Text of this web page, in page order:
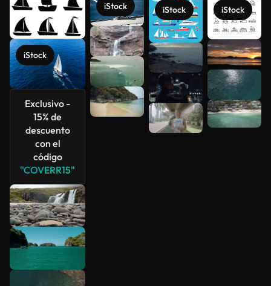
iStock
Exclusivo -
15% de
descuento
con el
código
"COVERR15"
iStock iStock iStock
Ver más